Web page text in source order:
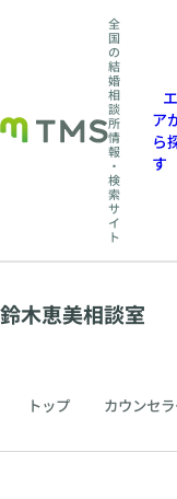
全
国
の
結
婚
相
談
所
情
報
・
検
索
サ
イ
ト
ア
ら
す
鈴木恵美相談室
トップ カウンセ